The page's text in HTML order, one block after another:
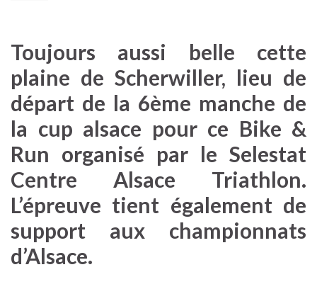
Toujours aussi belle cette
plaine de Scherwiller, lieu de
départ de la 6ème manche de
la cup alsace pour ce Bike &
Run organisé par le Selestat
Centre Alsace Triathlon.
L’épreuve tient également de
support aux championnats
d’Alsace.